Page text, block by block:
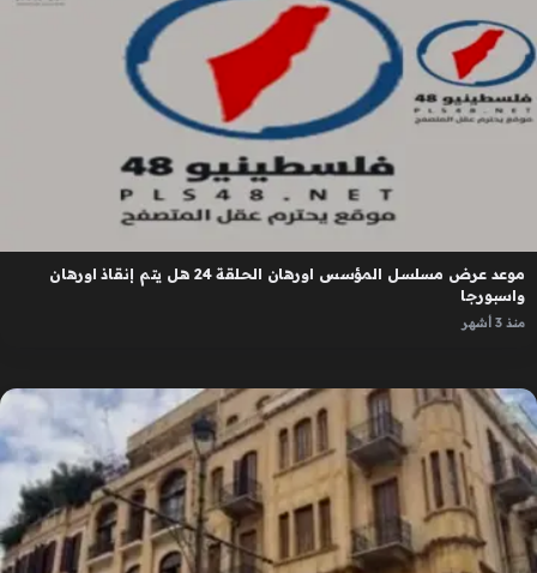
موعد عرض مسلسل المؤسس اورهان الحلقة 24 هل يتم إنقاذ اورهان
واسبورجا
منذ 3 أشهر